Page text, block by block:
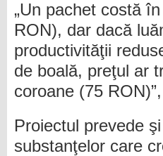
„Un pachet costă
RON), dar dacă
productivităţii
de boală, preţul ar
coroane (75
Proiectul prevede
substanţelor care